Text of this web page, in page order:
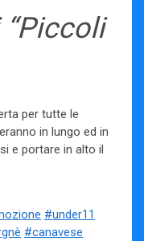
per tutte le
in lungo ed in
e portare in alto il
#under11
#canavese